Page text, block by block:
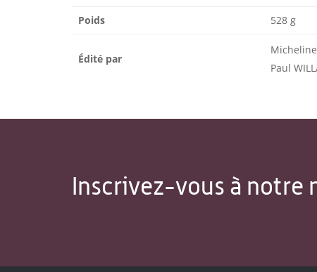
Poids 528 g
Édité par
Micheline
Paul
Inscrivez-vous à notre